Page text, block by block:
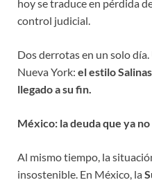
hoy se traduce en pérdida
control judicial.
Dos derrotas en un solo
Nueva York: el estilo
llegado a su fin.
México: la deuda que ya
Al mismo tiempo, la
insostenible. En México, la